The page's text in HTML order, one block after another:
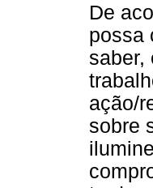
De
possa
saber,
ação/
sobre